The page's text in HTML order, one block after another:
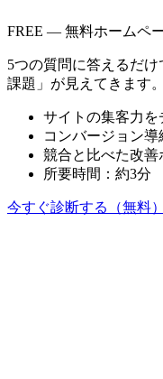
FREE — 無料ホームペ
5つの質問に答えるだ
課題」が見えてきます。
サイトの集客力を
コンバージョン導
競合と比べた改善
所要時間：約3分
今すぐ診断する（無料）